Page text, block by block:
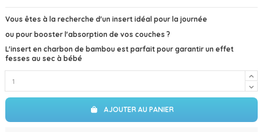
Vous êtes à la recherche d'un insert idéal pour la journée
ou pour booster l'absorption de vos couches ?
L'insert en charbon de bambou est parfait pour garantir un effet
fesses au sec à bébé
AJOUTER AU PANIER